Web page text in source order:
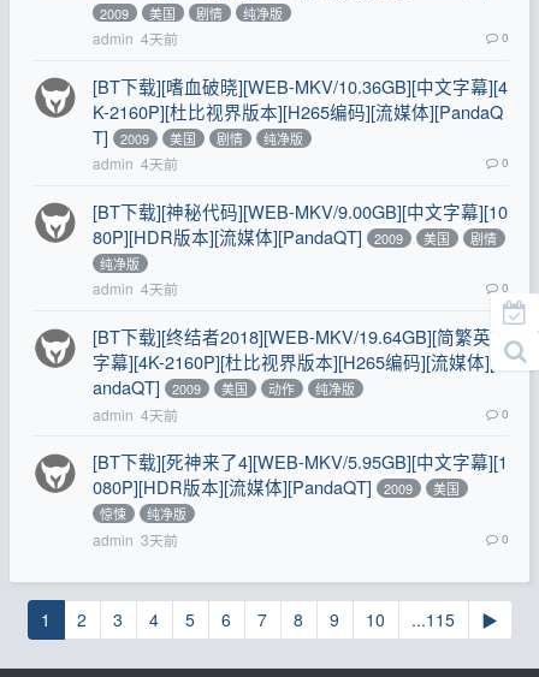
2009 美国 剧情 纯净版
admin 4天前 0
[BT下载][嗜血破晓][WEB-MKV/10.36GB][中文字幕][4
K-2160P][杜比视界版本][H265编码][流媒体][PandaQ
T]
2009 美国 剧情 纯净版
admin 4天前 0
[BT下载][神秘代码][WEB-MKV/9.00GB][中文字幕][10
80P][HDR版本][流媒体][PandaQT]
2009 美国
剧情
纯净版
admin 4天前 0
[BT下载][终结者2018][WEB-MKV/19.64GB][简繁英
字幕][4K-2160P][杜比视界版本][H265编码][流媒体][P
andaQT]
2009 美国 动作 纯净版
admin 4天前 0
[BT下载][死神来了4][WEB-MKV/5.95GB][中文字幕][1
080P][HDR版本][流媒体][PandaQT]
2009
美国
惊悚
纯净版
admin 3天前 0
1 2 3 4 5 6 7 8 9 10 ...115 ▶